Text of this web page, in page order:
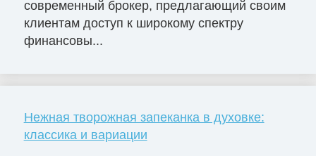
современный брокер, предлагающий своим
клиентам доступ к широкому спектру
финансовы...
Нежная творожная запеканка в духовке:
классика и вариации